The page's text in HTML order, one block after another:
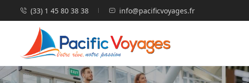
(33) 1 45 80 38 38 info@pacificvoyages.fr